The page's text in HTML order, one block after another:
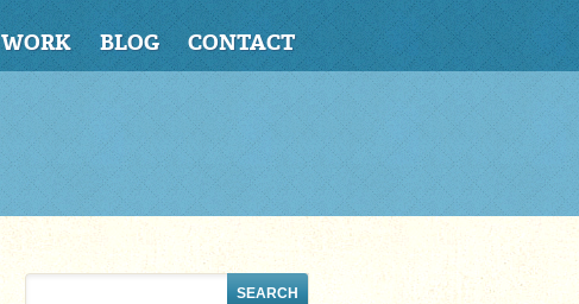
WORK BLOG CONTACT